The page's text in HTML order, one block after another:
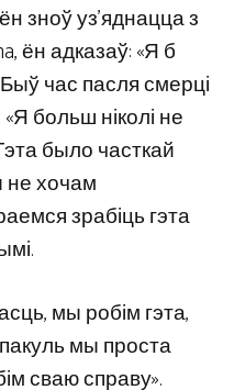
зноў уз’яднацца з
ён адказаў: «Я б
час пасля смерці
больш ніколі не
было часткай
не хочам
зрабіць гэта
мы робім гэта,
мы проста
сваю справу».